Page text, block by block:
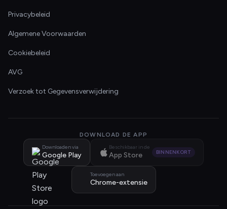
Privacybeleid
Algemene Voorwaarden
Cookiebeleid
AVG
Verzoek tot Gegevensverwijdering
DOWNLOAD DE APP
Downloaden via
Google Play
Beschikbaar in de
App Store BINNENKORT
Toevoegen aan
Chrome-extensie